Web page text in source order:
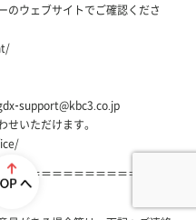
ウェブサイトでご確認くださ
support@kbc3.co.jp
いただけます。
＝＝＝＝＝＝＝＝＝＝＝＝＝＝